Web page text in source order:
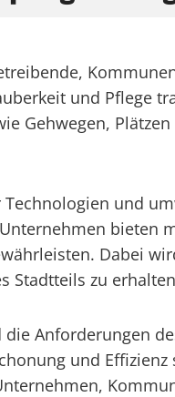
und Pflege
Gehwegen,
und
bieten
Dabei
Stadtteils zu
Anforderungen
und